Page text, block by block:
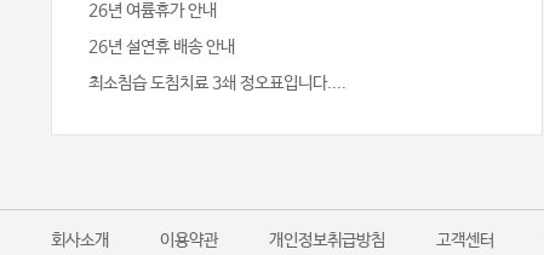
26년 여륨휴가 안내
26년 설연휴 배송 안내
최소침습 도침치료 3쇄 정오표입니다....
회사소개 이용약관 개인정보취급방침 고객센터